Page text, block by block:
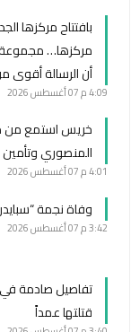
بافتتاح مركزها
مركزها… مجموعة
أن الرسالة أقوى
4:09 م 07 أغسطس 2026
خريس استمع من
المنصوري
4:01 م 07 أغسطس 2026
وفاة نجمة “سبايدر
3:42 م 07 أغسطس 2026
قتلتها عمداً